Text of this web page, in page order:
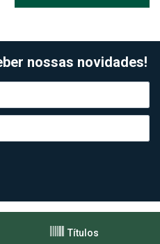
nossas novidades!
Títulos